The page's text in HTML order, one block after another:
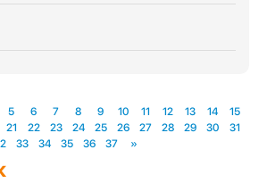
5 6 7 8 9 10 11 12 13 14
15
21 22 23 24 25 26 27 28 29 30
31
33 34 35 36 37 »